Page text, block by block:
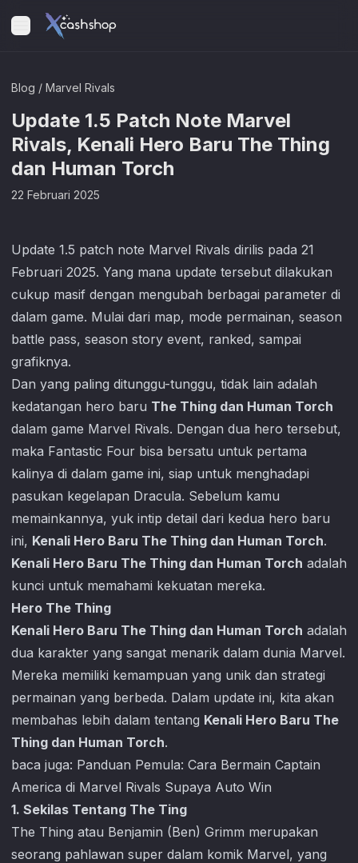
Blog / Marvel Rivals
Update 1.5 Patch Note Marvel
Rivals, Kenali Hero Baru The Thing
dan Human Torch
22 Februari 2025
Update 1.5 patch note Marvel Rivals dirilis pada 21
Februari 2025. Yang mana update tersebut dilakukan
cukup masif dengan mengubah berbagai parameter di
dalam game. Mulai dari map, mode permainan, season
battle pass, season story event, ranked, sampai
grafiknya.
Dan yang paling ditunggu-tunggu, tidak lain adalah
kedatangan hero baru The Thing dan Human Torch
dalam game Marvel Rivals. Dengan dua hero tersebut,
maka Fantastic Four bisa bersatu untuk pertama
kalinya di dalam game ini, siap untuk menghadapi
pasukan kegelapan Dracula. Sebelum kamu
memainkannya, yuk intip detail dari kedua hero baru
ini, Kenali Hero Baru The Thing dan Human Torch.
Kenali Hero Baru The Thing dan Human Torch adalah
kunci untuk memahami kekuatan mereka.
Hero The Thing
Kenali Hero Baru The Thing dan Human Torch adalah
dua karakter yang sangat menarik dalam dunia Marvel.
Mereka memiliki kemampuan yang unik dan strategi
permainan yang berbeda. Dalam update ini, kita akan
membahas lebih dalam tentang Kenali Hero Baru The
Thing dan Human Torch.
baca juga: Panduan Pemula: Cara Bermain Captain
America di Marvel Rivals Supaya Auto Win
1. Sekilas Tentang The Ting
The Thing atau Benjamin (Ben) Grimm merupakan
seorang pahlawan super dalam komik Marvel, yang